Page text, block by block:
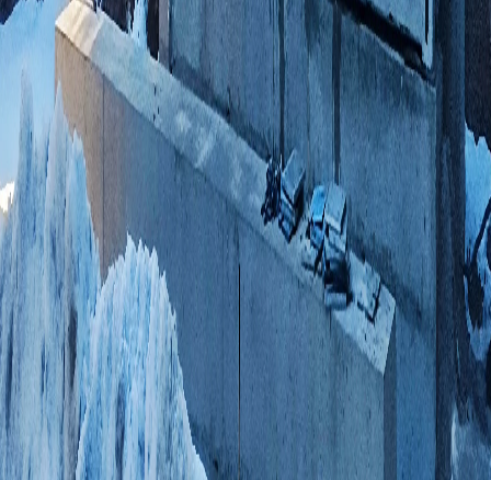
Hua Power
Profil firmy
Nasza przewaga
Zdolności produkcyjne
Kontrola jakości
Magazyny energii C&I
Szafa do magazynowania energii
Kontener do magazynowania energii
System magazynowania energii PV+bateria
Domowe magazyny energii
Domowy system ESS All-in-One
Niskonapięciowy system ESS
Wysokonapięciowy system ESS
Rozwiązania
Wielkoskalowe magazyny energii
Magazyny energii PV+bateria
Domowe systemy BESS
Rozwiązania ESS dla C&I